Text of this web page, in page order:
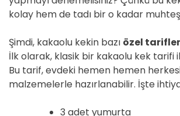
kolay hem de tadı bir o kadar
Şimdi, kakaolu kekin bazı özel
İlk olarak, klasik bir kakaolu kek tarifi
Bu tarif, evdeki hemen hemen
malzemelerle hazırlanabilir. İşte
3 adet yumurta